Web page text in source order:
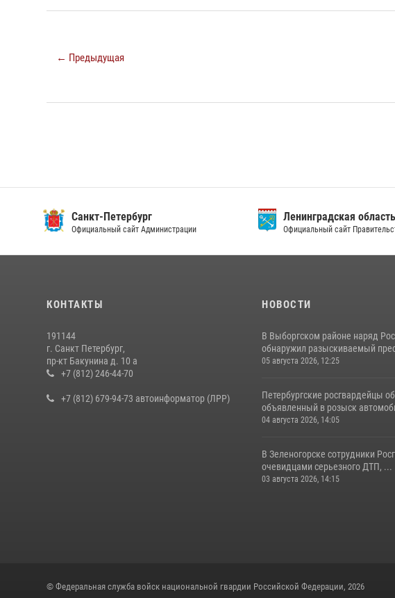
← Предыдущая
Санкт-Петербург
Официальный сайт Администрации
Ленинградская область
Официальный сайт
КОНТАКТЫ
191144
г. Санкт Петербург,
пр-кт Бакунина д. 10 а
+7 (812) 246-44-70
+7 (812) 679-94-73 автоинформатор (ЛРР)
НОВОСТИ
В Выборгском районе наряд
обнаружил разыскиваемый
05 августа 2026, 12:25
Петербургские росгвардейцы
объявленный в розыск
04 августа 2026, 14:05
В Зеленогорске сотрудники
очевидцами серьезного ДТП, ...
03 августа 2026, 14:15
© Федеральная служба войск национальной гвардии Российской Федерации, 2026